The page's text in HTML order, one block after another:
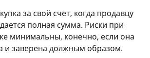
за свой счет, когда продавцу
полная сумма. Риски при
минимальны, конечно, если она
и заверена должным образом.